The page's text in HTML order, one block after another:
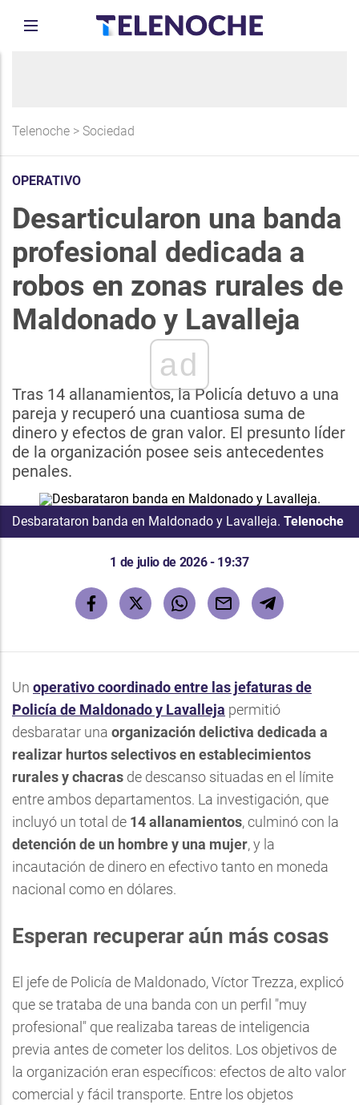
Telenoche > Sociedad
OPERATIVO
Desarticularon una banda
profesional dedicada a
robos en zonas rurales de
Maldonado y Lavalleja
ad
Tras 14 allanamientos, la Policía detuvo a una
pareja y recuperó una cuantiosa suma de
dinero y efectos de gran valor. El presunto líder
de la organización posee seis antecedentes
penales.
Desbarataron banda en Maldonado y Lavalleja. Telenoche
1 de julio de 2026 - 19:37
Un operativo coordinado entre las jefaturas de
Policía de Maldonado y Lavalleja permitió
desbaratar una organización delictiva dedicada a
realizar hurtos selectivos en establecimientos
rurales y chacras de descanso situadas en el límite
entre ambos departamentos. La investigación, que
incluyó un total de 14 allanamientos, culminó con la
detención de un hombre y una mujer, y la
incautación de dinero en efectivo tanto en moneda
nacional como en dólares.
Esperan recuperar aún más cosas
El jefe de Policía de Maldonado, Víctor Trezza, explicó
que se trataba de una banda con un perfil "muy
profesional" que realizaba tareas de inteligencia
previa antes de cometer los delitos. Los objetivos de
la organización eran específicos: efectos de alto valor
comercial y fácil transporte. Entre los objetos